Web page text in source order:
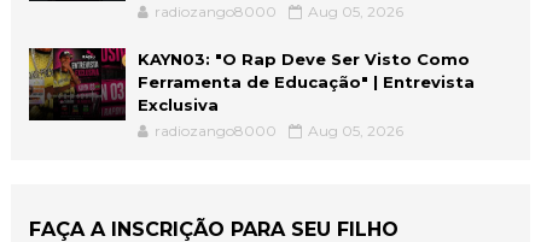
radiozango8000 Aug 05, 2026
KAYN03: "O Rap Deve Ser Visto Como
Ferramenta de Educação" | Entrevista
Exclusiva
radiozango8000 Aug 05, 2026
FAÇA A INSCRIÇÃO PARA SEU FILHO